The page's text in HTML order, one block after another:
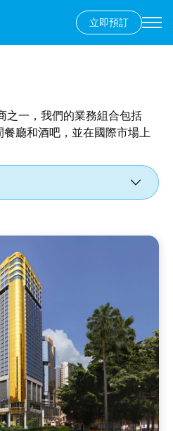
立即預訂
之一，我們的業務組合包括
廳和酒吧，並在國際市場上